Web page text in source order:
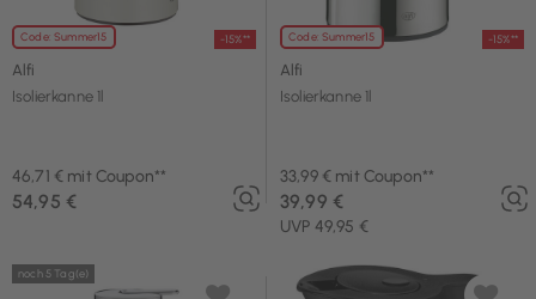
Code: Summer15 -15%**
Alfi
Isolierkanne 1l
46,71 € mit Coupon**
54,95 €
Code: Summer15 -15%**
Alfi
Isolierkanne 1l
33,99 € mit Coupon**
UVP 49,95 €
39,99 €
noch 5 Tag(e)